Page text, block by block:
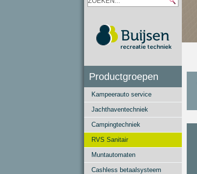
Productgroepen
Kampeerauto service
Jachthaventechniek
Campingtechniek
RVS Sanitair
Muntautomaten
Cashless betaalsysteem